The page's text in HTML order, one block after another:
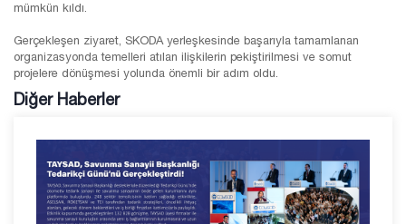
mümkün kıldı.
Gerçekleşen ziyaret, SKODA yerleşkesinde başarıyla tamamlanan
organizasyonda temelleri atılan ilişkilerin pekiştirilmesi ve somut
projelere dönüşmesi yolunda önemli bir adım oldu.
Diğer Haberler